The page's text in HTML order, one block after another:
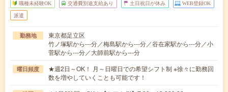
職種未経験OK 交通費別途支給あり 土日祝日が休み WEB登録OK
派遣
勤務地
東京都足立区
竹ノ塚駅から---分／梅島駅から---分／谷在家駅から---分／小
菅駅から---分／大師前駅から---分
曜日頻度
★週2日～OK！ 月～日曜日での希望シフト制 ※徐々に勤務回
数を増やしていくことも可能です！